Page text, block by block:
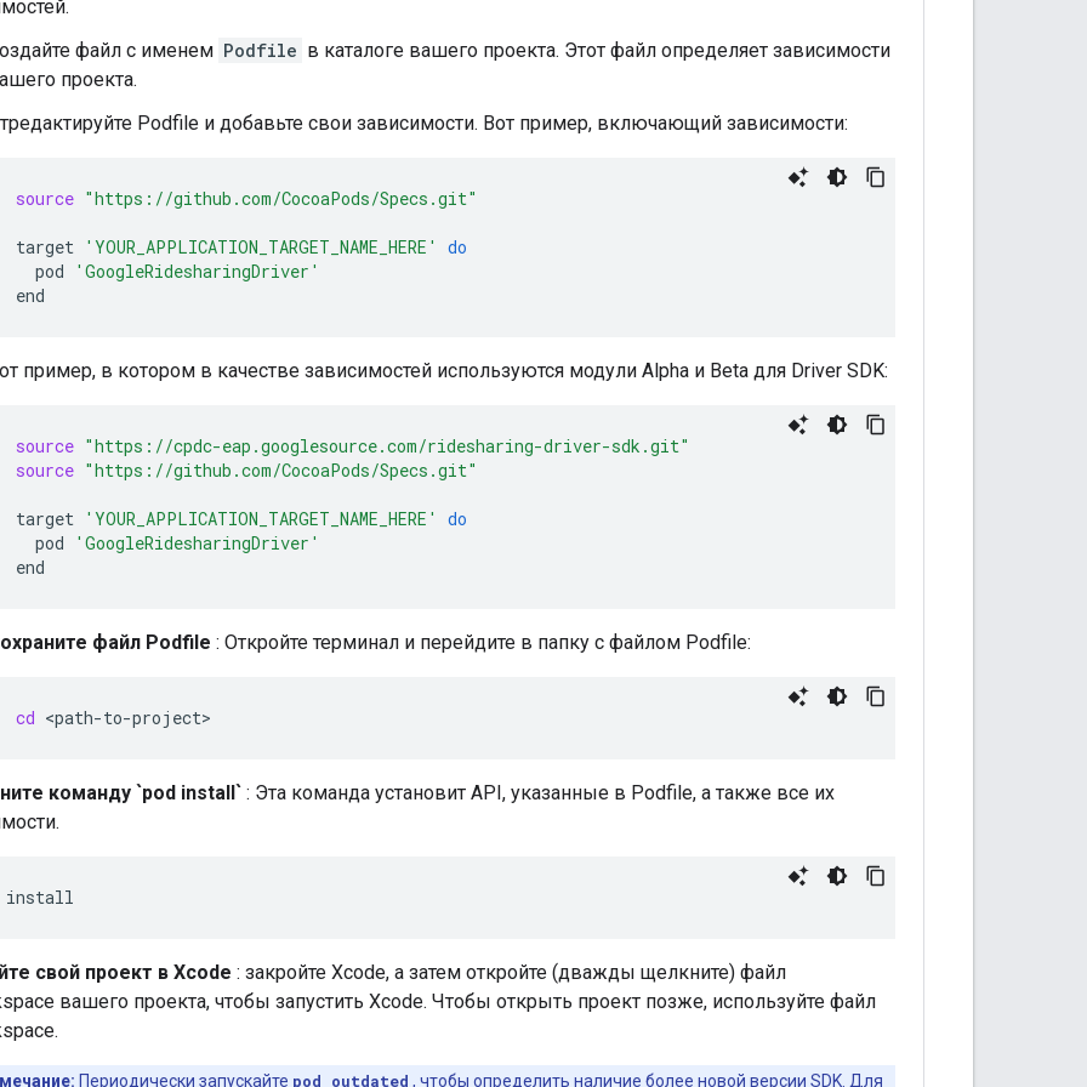
файл с именем Podfile в каталоге вашего проекта. Этот файл определяет зависимости
проекта.
Podfile и добавьте свои зависимости. Вот пример, включающий зависимости:
source "https://github.com/CocoaPods/Specs.git"
target 'YOUR_APPLICATION_TARGET_NAME_HERE'
do
pod
'GoogleRidesharingDriver'
пример, в котором в качестве зависимостей используются модули Alpha и Beta для Driver SDK:
source "https://cpdc-eap.googlesource.com/ridesharing-driver-sdk.git"
source "https://github.com/CocoaPods/Specs.git"
target 'YOUR_APPLICATION_TARGET_NAME_HERE'
do
pod
'GoogleRidesharingDriver'
файл Podfile : Откройте терминал и перейдите в папку с файлом Podfile:
cd
команду `pod install` : Эта команда установит API, указанные в Podfile, а также все их
свой проект в Xcode : закройте Xcode, а затем откройте (дважды щелкните) файл
вашего проекта, чтобы запустить Xcode. Чтобы открыть проект позже, используйте файл
Периодически запускайте pod outdated , чтобы определить наличие более новой версии SDK. Для